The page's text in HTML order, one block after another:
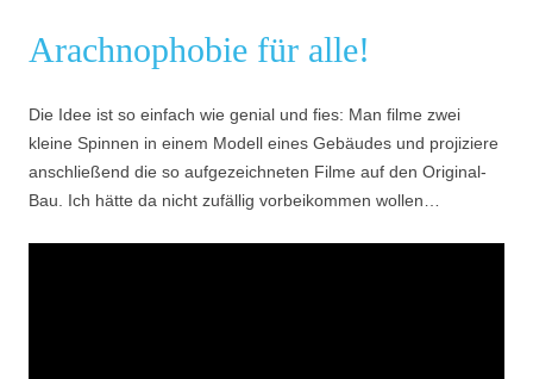
Arachnophobie für alle!
Die Idee ist so einfach wie genial und fies: Man filme zwei
kleine Spinnen in einem Modell eines Gebäudes und projiziere
anschließend die so aufgezeichneten Filme auf den Original-
Bau. Ich hätte da nicht zufällig vorbeikommen wollen…